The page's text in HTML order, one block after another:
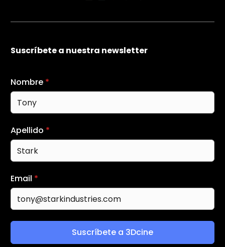
Suscríbete a nuestra newsletter
Nombre *
Apellido *
Email *
Suscríbete a 3Dcine